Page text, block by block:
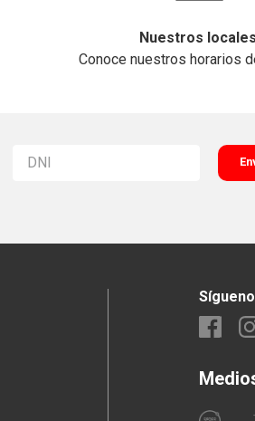
Nuestros locales
Conoce nuestros horarios